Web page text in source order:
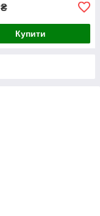
₴
Купити